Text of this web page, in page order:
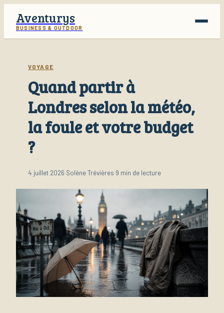
Aventurys
BUSINESS & OUTDOOR
Business
Finance
Lifestyle
VOYAGE
Quand partir à
Londres selon la météo,
la foule et votre budget
?
4 juillet 2026·Solène Trévières·9 min de lecture